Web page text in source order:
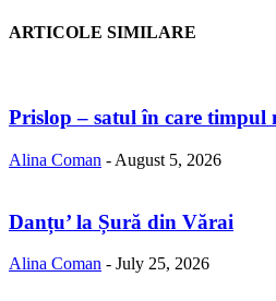
ARTICOLE SIMILARE
Prislop – satul în care timpul
Alina Coman - August 5, 2026
Danțu’ la Șură din Vărai
Alina Coman - July 25, 2026